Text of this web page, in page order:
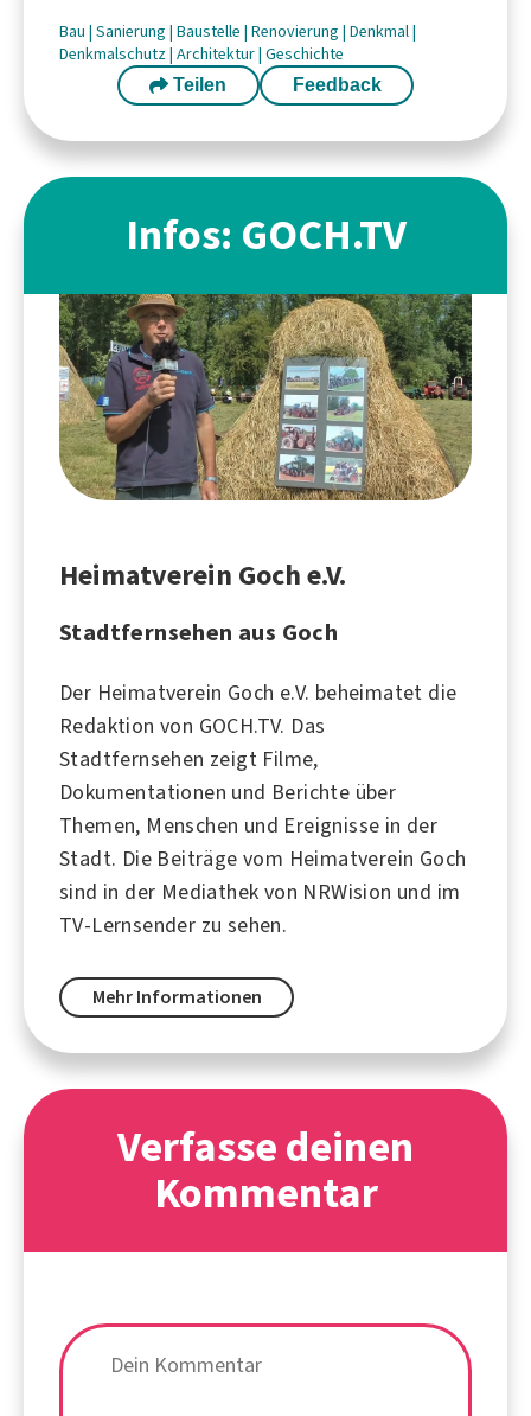
Bau | Sanierung | Baustelle | Renovierung | Denkmal|
Denkmalschutz| Architektur| Geschichte
Teilen Feedback
Infos: GOCH.TV
Heimatverein Goch e.V.
Stadtfernsehen aus Goch
Der Heimatverein Goch e.V. beheimatet die
Redaktion von GOCH.TV. Das
Stadtfernsehen zeigt Filme,
Dokumentationen und Berichte über
Themen, Menschen und Ereignisse in der
Stadt. Die Beiträge vom Heimatverein Goch
sind in der Mediathek von NRWision und im
TV-Lernsender zu sehen.
Mehr Informationen
Verfasse deinen
Kommentar